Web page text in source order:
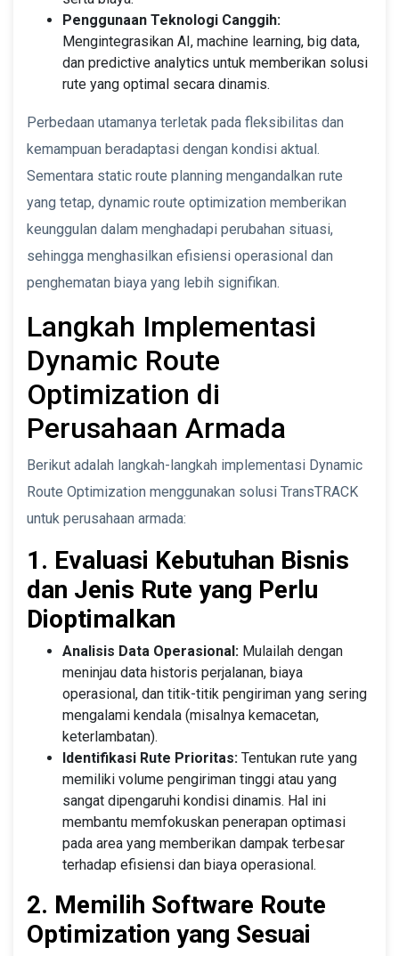
Penggunaan Teknologi Canggih:
Mengintegrasikan AI, machine learning, big data,
dan predictive analytics untuk memberikan solusi
rute yang optimal secara dinamis.
Perbedaan utamanya terletak pada fleksibilitas dan
kemampuan beradaptasi dengan kondisi aktual.
Sementara static route planning mengandalkan rute
yang tetap, dynamic route optimization memberikan
keunggulan dalam menghadapi perubahan situasi,
sehingga menghasilkan efisiensi operasional dan
penghematan biaya yang lebih signifikan.
Langkah Implementasi
Dynamic Route
Optimization di
Perusahaan Armada
Berikut adalah langkah-langkah implementasi Dynamic
Route Optimization menggunakan solusi TransTRACK
untuk perusahaan armada:
1. Evaluasi Kebutuhan Bisnis
dan Jenis Rute yang Perlu
Dioptimalkan
Analisis Data Operasional: Mulailah dengan
meninjau data historis perjalanan, biaya
operasional, dan titik-titik pengiriman yang sering
mengalami kendala (misalnya kemacetan,
keterlambatan).
Identifikasi Rute Prioritas: Tentukan rute yang
memiliki volume pengiriman tinggi atau yang
sangat dipengaruhi kondisi dinamis. Hal ini
membantu memfokuskan penerapan optimasi
pada area yang memberikan dampak terbesar
terhadap efisiensi dan biaya operasional.
2. Memilih Software Route
Optimization yang Sesuai